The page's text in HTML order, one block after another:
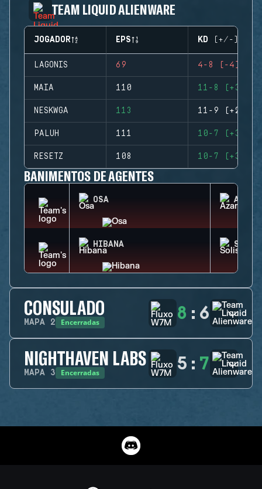
TEAM LIQUID ALIENWARE
JOGADOR EPS KD (+/-)
LAGONIS 69 4-8 (-4)
MAIA 110 11-8 (+3)
NESKWGA 113 11-9 (+2)
PALUH 111 10-7 (+3)
RESETZ 108 10-7 (+3)
BANIMENTOS DE AGENTES
OSA AZAMI
HIBANA SOLIS
CONSULADO
MAPA 2 Encerradas 8 : 6
NIGHTHAVEN LABS
MAPA 3 Encerradas 5 : 7